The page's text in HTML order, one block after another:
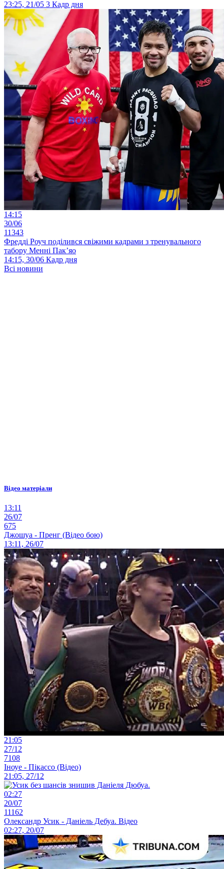
23:25, 21/05 3 Кадр дня
14:15
30/06
11343
Фредді Роуч поділився свіжими кадрами з тренувального
табору Менні Пак’яо
14:15, 30/06 Кадр дня
Всі новини
Відео матеріали
13:11
26/07
675
Джошуа - Пренг (Відео бою)
13:11, 26/07
21:05
27/12
7108
Іноуе - Пікассо (Відео)
21:05, 27/12
02:27
20/07
11162
Олександр Усик - Даніель Дебуа. Відео
02:27, 20/07